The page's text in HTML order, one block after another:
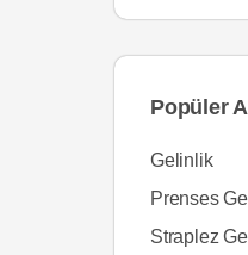
Popüler
Gelinlik
Prenses
Straplez